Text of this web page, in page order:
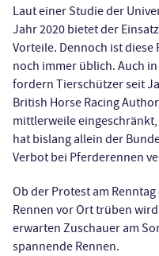
Laut einer Studie der
Jahr 2020 bietet der
Vorteile. Dennoch ist
noch immer üblich. Auch
fordern Tierschützer seit
British Horse Racing
mittlerweile
hat bislang allein der
Verbot bei Pferderennen
Ob der Protest am
Rennen vor Ort trüben
erwarten Zuschauer am
spannende Rennen.